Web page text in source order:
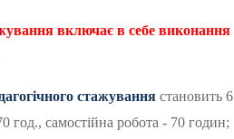
включає в себе виконання
стажування становить 6
самостійна робота - 70 годин;